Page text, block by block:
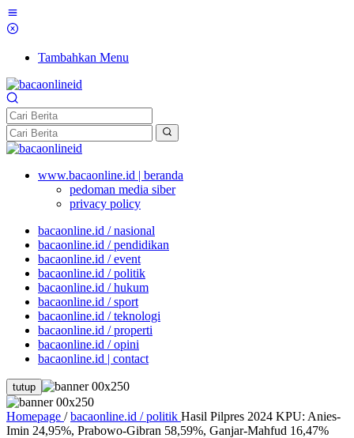
Tambahkan Menu
www.bacaonline.id | beranda
pedoman media siber
privacy policy
bacaonline.id / nasional
bacaonline.id / pendidikan
bacaonline.id / event
bacaonline.id / politik
bacaonline.id / hukum
bacaonline.id / sport
bacaonline.id / teknologi
bacaonline.id / properti
bacaonline.id / opini
bacaonline.id | contact
tutup
Homepage / bacaonline.id / politik Hasil Pilpres 2024 KPU: Anies-
Imin 24,95%, Prabowo-Gibran 58,59%, Ganjar-Mahfud 16,47%